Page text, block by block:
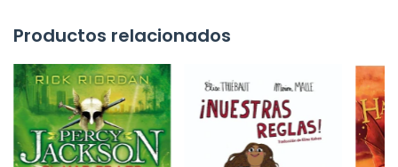
Productos relacionados